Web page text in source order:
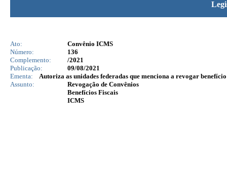
Ato:
Convênio ICMS
Número:
136
Complemento:
/2021
Publicação:
09/08/2021
Ementa:
Autoriza as unidades federadas que menciona a revogar
Assunto:
Revogação de Convênios
Benefícios Fiscais
ICMS